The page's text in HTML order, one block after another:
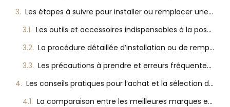
Les étapes à suivre pour installer ou remplacer une attache de volet roulant
Les outils et accessoires indispensables à la pose ou au remplacement
La procédure détaillée d’installation ou de remplacement d’une attache
Les précautions à prendre et erreurs fréquentes à éviter
Les conseils pratiques pour l’achat et la sélection de la meilleure attache
La comparaison entre les meilleures marques et solutions vendues en ligne